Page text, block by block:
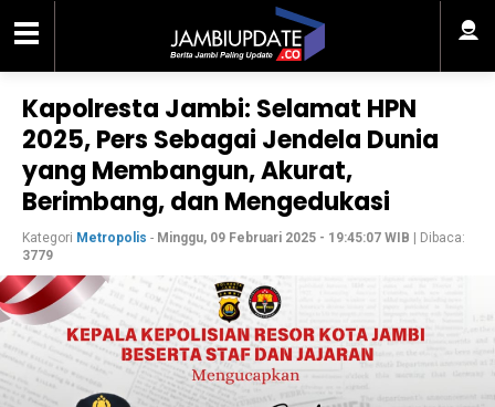
Kapolresta Jambi: Selamat HPN
2025, Pers Sebagai Jendela Dunia
yang Membangun, Akurat,
Berimbang, dan Mengedukasi
Kategori Metropolis - Minggu, 09 Februari 2025 - 19:45:07 WIB | Dibaca:
3779